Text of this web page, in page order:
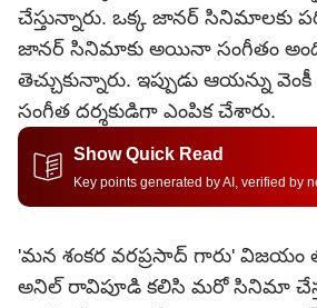
చేస్తున్నారు. ఒక్క జానర్ సినిమాలకు
జానర్ సినిమాకు అయినా సంగీతం
తెచ్చుకున్నారు. ఇప్పుడు ఆయన్ను
సంగీత దర్శకుడిగా ఎంపిక చేశారు.
Show Quick Read
Key points generated by AI, verified by
'మన శంకర వరప్రసాద్ గారు' విజయం
అనిల్ రావిపూడి కలిసి మరో సినిమా